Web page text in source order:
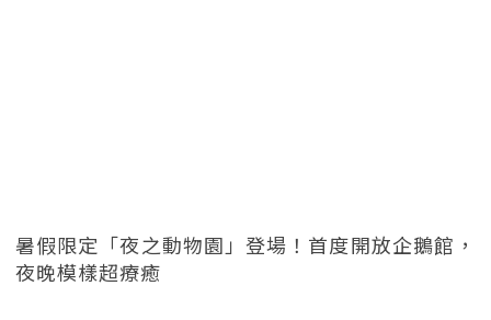
暑假限定「夜之動物園」登場！首度開放企鵝館，
夜晚模樣超療癒